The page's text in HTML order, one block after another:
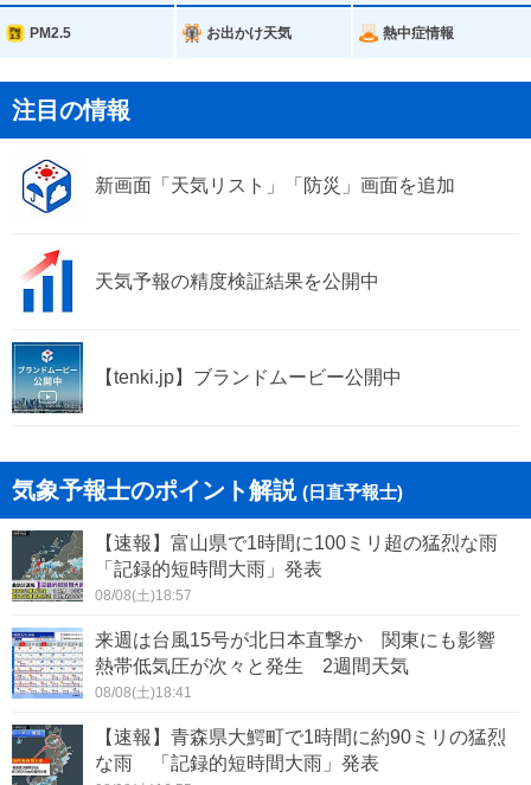
岩内町 泊村
神恵内村 積丹町
余市町 赤井川村
PM2.5 お出かけ天気 熱中症情報
注目の情報
新画面「天気リスト」「防災」画面を追加
天気予報の精度検証結果を公開中
【tenki.jp】ブランドムービー公開中
気象予報士のポイント解説 (日直予報士)
【速報】富山県で1時間に100ミリ超の猛烈な雨
「記録的短時間大雨」発表
08/08(土)18:57
来週は台風15号が北日本直撃か 関東にも影響
熱帯低気圧が次々と発生 2週間天気
08/08(土)18:41
【速報】青森県大鰐町で1時間に約90ミリの猛烈
な雨 「記録的短時間大雨」発表